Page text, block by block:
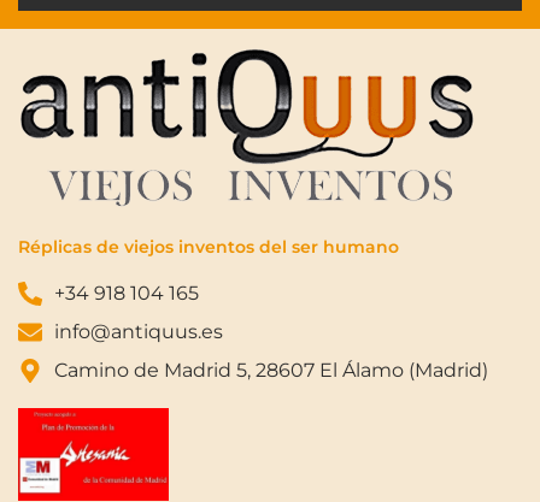
Réplicas de viejos inventos del ser humano
+34 918 104 165
info@antiquus.es
Camino de Madrid 5, 28607 El Álamo (Madrid)